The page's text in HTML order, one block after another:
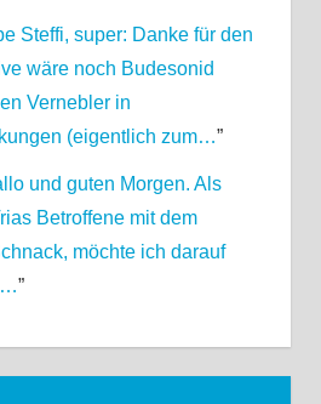
Steffi, super: Danke für den
wäre noch Budesonid
Vernebler in
(eigentlich zum…”
und guten Morgen. Als
Betroffene mit dem
möchte ich darauf
”